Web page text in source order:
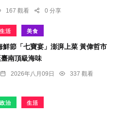
167 觀看 0 分享
生活 美食
鮮節「七寶宴」澎湃上菜 黃偉哲市
南頂級海味
2026年八月09日
337 觀看
政治 生活